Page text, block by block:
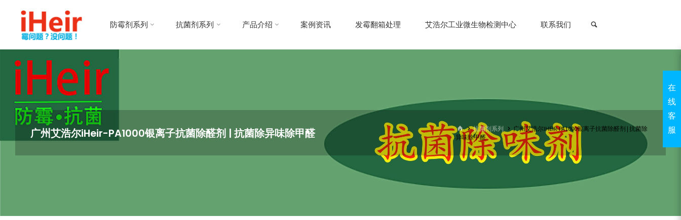
内
容。
|
抗
|
干
燥
剂
|
防霉剂系列 抗菌剂系列 产品介绍 案例资讯 发霉翻箱处理 艾浩尔工业微生物检测中心 联系我们
广州艾浩尔iHeir-PA1000银离子抗菌除醛剂 | 抗菌除异味除甲醛
首
页
抗菌剂系列
广州艾浩尔IHEIR-PA1000银离子抗菌除醛剂 | 抗菌除
异味除甲醛
在
线
客
服